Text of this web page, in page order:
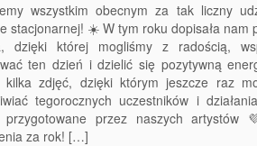
wszystkim obecnym za tak liczny
stacjonarnej! ☀️ W tym roku dopisała nam
dzięki której mogliśmy z radością,
ten dzień i dzielić się pozytywną
kilka zdjęć, dzięki którym jeszcze raz
tegorocznych uczestników i
przygotowane przez naszych artystów
za rok! […]